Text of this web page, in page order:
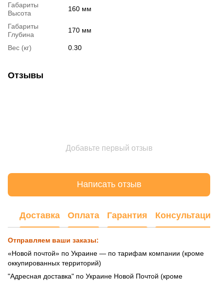
Габариты
Высота
160 мм
Габариты
Глубина
170 мм
Вес (кг) 0.30
Отзывы
Добавьте первый отзыв
Написать отзыв
Доставка Оплата Гарантия Консультация
Отправляем ваши заказы:
«Новой почтой» по Украине — по тарифам компании (кроме
оккупированных территорий)
"Адресная доставка" по Украине Новой Почтой (кроме